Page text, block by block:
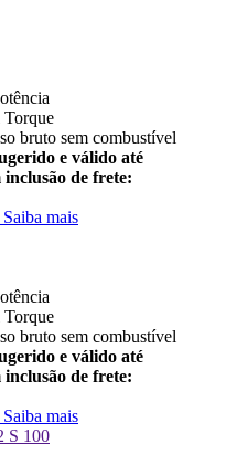
Torque
bruto sem combustível
e válido até
inclusão de frete:
Saiba mais
Torque
bruto sem combustível
e válido até
inclusão de frete:
Saiba mais
S 100